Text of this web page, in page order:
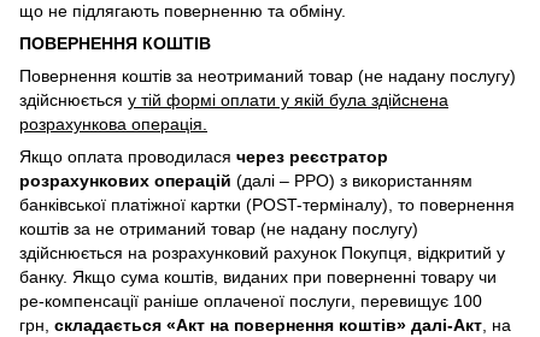
що не підлягають поверненню та обміну.
ПОВЕРНЕННЯ КОШТІВ
Повернення коштів за неотриманий товар (не надану послугу)
здійснюється у тій формі оплати у якій була здійснена
розрахункова операція.
Якщо оплата проводилася через реєстратор
розрахункових операцій (далі – РРО) з використанням
банківської платіжної картки (POST-терміналу), то повернення
коштів за не отриманий товар (не надану послугу)
здійснюється на розрахунковий рахунок Покупця, відкритий у
банку. Якщо сума коштів, виданих при поверненні товару чи
ре-компенсації раніше оплаченої послуги, перевищує 100
грн, складається «Акт на повернення коштів» далі-Акт, на